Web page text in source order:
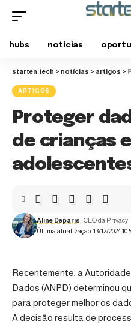
hubs notícias
starten.tech > notícias > artigos >
ARTIGOS
Proteger
de crianças e
Última atualização: 13/12/2024
Aline Deparis- CEO da Privacy
Recentemente, a
Dados (ANPD) determinou
para proteger melhor os
A decisão resulta de